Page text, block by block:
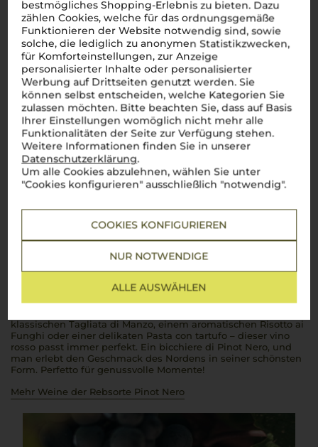
bestmögliches Shopping-Erlebnis zu bieten. Dazu
zählen Cookies, welche für das ordnungsgemäße
Funktionieren der Website notwendig sind, sowie
solche, die lediglich zu anonymen Statistikzwecken,
für Komforteinstellungen, zur Anzeige
personalisierter Inhalte oder personalisierter
Werbung auf Drittseiten genutzt werden. Sie
können selbst entscheiden, welche Kategorien Sie
zulassen möchten. Bitte beachten Sie, dass auf Basis
Ihrer Einstellungen womöglich nicht mehr alle
Funktionalitäten der Seite zur Verfügung stehen.
Weitere Informationen finden Sie in unserer
Datenschutzerklärung.
Um alle Cookies abzulehnen, wählen Sie unter
"Cookies konfigurieren" ausschließlich "notwendig".
COOKIES KONFIGURIEREN
NUR NOTWENDIGE
ALLE AUSWÄHLEN
gilt, stehen die Weine dieser Region für unvergleichliche
Eleganz und Qualität. In den atemberaubenden Dolomiten
reifen die Trauben unter idealen Bedingungen, geprägt von
kühler Bergluft und klaren, sonnigen Tagen. Hergestellt nach
derMetodo Classico, verführtTrento DOCmit feiner Perlage,
lebendiger Frische und einer bemerkenswerten Struktur.
Jeder Schluck spiegelt die Leidenschaft und das Handwerk
der Winzer wider – ein echter Genuss, der die alpine Reinheit
in sich trägt.
Über die Rebsorte
Pinot Nero
Italienischer Raffinesse für anspruchsvolle Gaumen
er verkörpert die Kunst des Genusses. Besonders in den
nördlichen Regionen wie Südtirol,Trentino
seine charakteristische Eleganz: Aromen von reifen
roten Beeren, saftigen Kirschen und einer subtilen Würze,
klassischen Tagliata di Manzo, einem aromatischen Risotto ai
Funghi oder einer delikaten Pasta con tartufo – dieser vino
rosso passt immer perfekt. Ein bicchiere di Pinot Nero, und
man erlebt den Geschmack des Nordens in seiner schönsten
Form. Perfetto für genussvolle Momente!
Mehr Weine der Rebsorte Pinot Nero